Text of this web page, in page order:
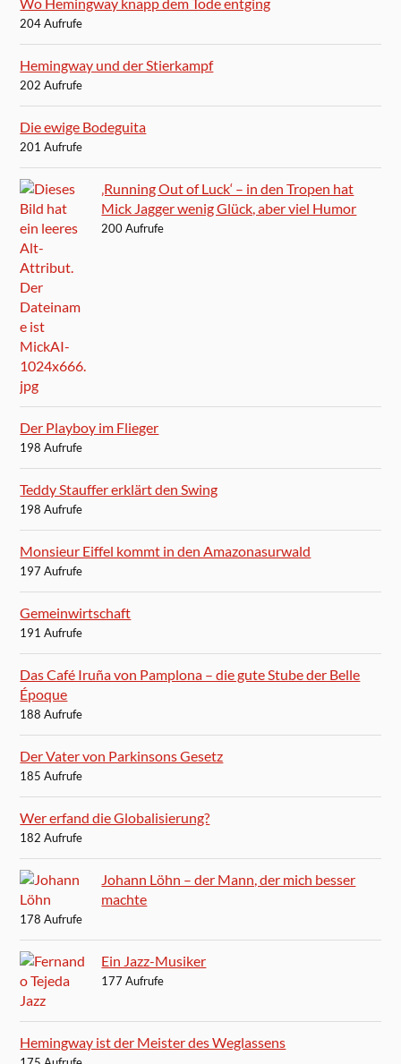
204 Aufrufe
Hemingway und der Stierkampf
202 Aufrufe
Die ewige Bodeguita
201 Aufrufe
‚Running Out of Luck‘ – in den Tropen hat
Mick Jagger wenig Glück, aber viel Humor
200 Aufrufe
Der Playboy im Flieger
198 Aufrufe
Teddy Stauffer erklärt den Swing
198 Aufrufe
Monsieur Eiffel kommt in den Amazonasurwald
197 Aufrufe
Gemeinwirtschaft
191 Aufrufe
Das Café Iruña von Pamplona – die gute Stube der Belle
Époque
188 Aufrufe
Der Vater von Parkinsons Gesetz
185 Aufrufe
Wer erfand die Globalisierung?
182 Aufrufe
Johann Löhn – der Mann, der mich besser
machte
178 Aufrufe
Ein Jazz-Musiker
177 Aufrufe
Hemingway ist der Meister des Weglassens